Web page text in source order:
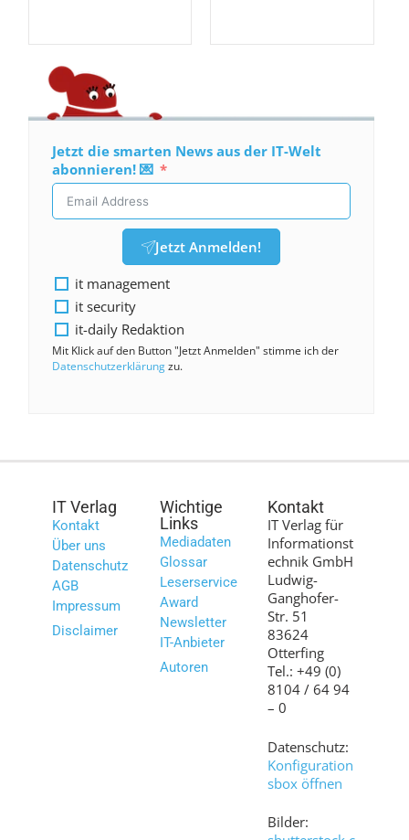
Jetzt die smarten News aus der IT-Welt
abonnieren! 💌
Jetzt Anmelden!
it management
it security
it-daily Redaktion
Mit Klick auf den Button "Jetzt Anmelden" stimme ich der
Datenschutzerklärungzu.
IT Verlag
Kontakt
Über uns
Datenschutz
AGB
Impressum
Disclaimer
Wichtige
Links
Mediadaten
Glossar
Leserservice
Award
Newsletter
IT-Anbieter
Autoren
Kontakt
IT Verlag für
Informationst
echnik GmbH
Ludwig-
Ganghofer-
Str. 51
83624
Otterfing
Tel.: +49 (0)
8104 / 64 94
– 0
Datenschutz:
Konfiguration
sbox öffnen
Bilder: